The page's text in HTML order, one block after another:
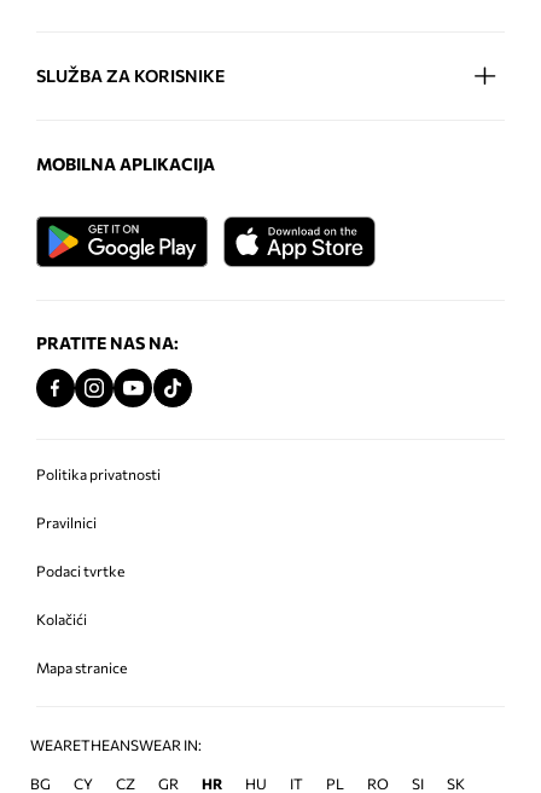
SLUŽBA ZA KORISNIKE
MOBILNA APLIKACIJA
PRATITE NAS NA:
Politika privatnosti
Pravilnici
Podaci tvrtke
Kolačići
Mapa stranice
WEARETHEANSWEAR IN:
BG CY CZ GR HR HU IT PL RO SI SK